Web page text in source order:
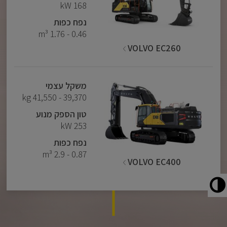
VOLVO EC260
168 kW
נפח כפות
0.46 - 1.76 m³
VOLVO EC400
משקל עצמי
39,370 - 41,550 kg
טון הספק מנוע
253 kW
נפח כפות
0.87 - 2.9 m³